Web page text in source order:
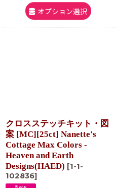
オプション選択
クロスステッチキット・図
案 [MC][25ct] Nanette's
Cottage Max Colors -
Heaven and Earth
Designs(HAED) [1-1-
102836]